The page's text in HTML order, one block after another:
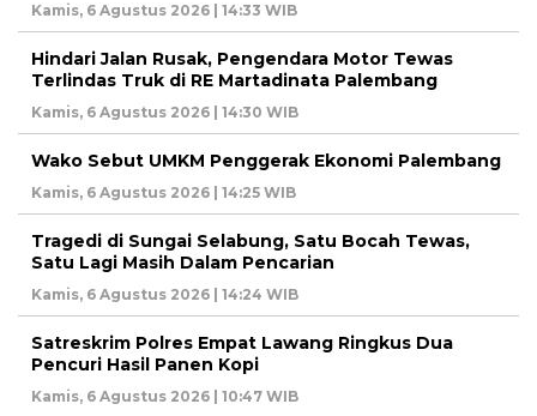
Kamis, 6 Agustus 2026 | 14:33 WIB
Hindari Jalan Rusak, Pengendara Motor Tewas
Terlindas Truk di RE Martadinata Palembang
Kamis, 6 Agustus 2026 | 14:30 WIB
Wako Sebut UMKM Penggerak Ekonomi Palembang
Kamis, 6 Agustus 2026 | 14:25 WIB
Tragedi di Sungai Selabung, Satu Bocah Tewas,
Satu Lagi Masih Dalam Pencarian
Kamis, 6 Agustus 2026 | 14:24 WIB
Satreskrim Polres Empat Lawang Ringkus Dua
Pencuri Hasil Panen Kopi
Kamis, 6 Agustus 2026 | 10:47 WIB